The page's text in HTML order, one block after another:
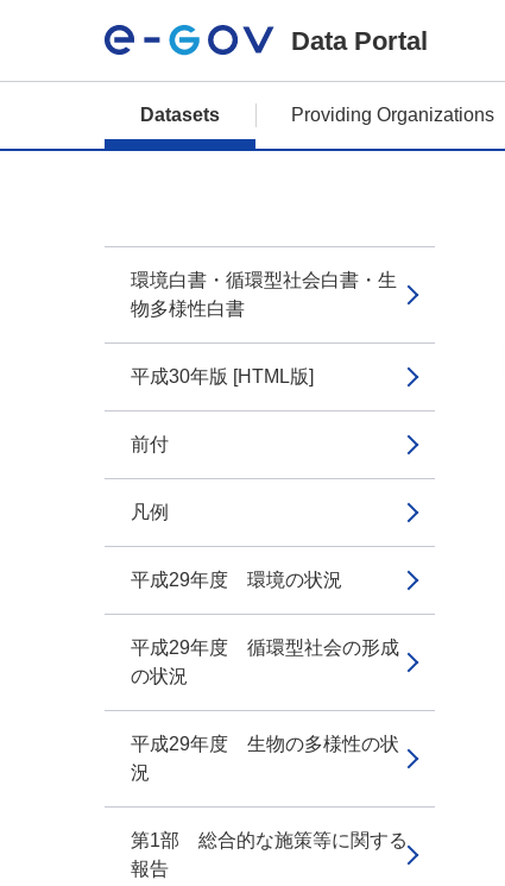
Data Portal
Datasets Providing Organizations
環境白書・循環型社会白書・生
物多様性白書
平成30年版 [HTML版]
前付
凡例
平成29年度 環境の状況
平成29年度 循環型社会の形成
の状況
平成29年度 生物の多様性の状
況
第1部 総合的な施策等に関する
報告